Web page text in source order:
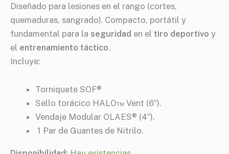
Diseñado para lesiones en el rango (cortes,
quemaduras, sangrado). Compacto, portátil y
fundamental para la seguridad en el tiro deportivo y
el entrenamiento táctico.
Incluye:
Torniquete SOF®
Sello torácico HALO™ Vent (6″).
Vendaje Modular OLAES® (4″).
1 Par de Guantes de Nitrilo.